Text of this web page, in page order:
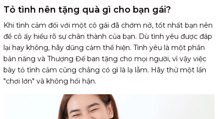
5. Nhẫn Bạc 925 Freesize Cara Luna Đính Đá Tình
Yêu Cho Nữ - True Love
Lời kết
Tỏ tình nên tặng quà gì cho bạn gái?
Khi tình cảm đối với một cô gái đã chớm nở, tốt nhất bạn nên
để cô ấy hiểu rõ sự chân thành của bạn. Dù tình yêu được đáp
lại hay không, hãy dũng cảm thể hiện. Tình yêu là một phần
bản năng và Thượng Đế ban tặng cho mọi người, vì vậy việc
bày tỏ tình cảm cũng chẳng có gì là lạ lẫm. Hãy thử một lần
"chơi lớn" và không hối hận.